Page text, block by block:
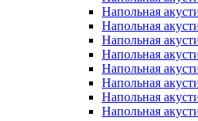
Напольная
Напольная
Напольная
Напольная
Напольная
Напольная
Напольная
Напольная